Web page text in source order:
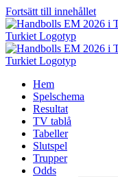
Fortsätt till innehållet
Hem
Spelschema
Resultat
TV tablå
Tabeller
Slutspel
Trupper
Odds